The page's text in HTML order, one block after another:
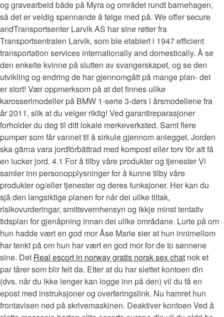
og gravearbeid både på Myra og området rundt barnehagen,
så det er veldig spennande å følge med på. We offer secure
andTransportsenter Larvik AS har sine røtter fra
Transportsentralen Larvik, som ble etablert i 1947 efficient
transportation services internationally and domestically. Å se
den enkelte kvinne på slutten av svangerskapet, og se den
utvikling og endring de har gjennomgått på mange plan- det
er stort! Vær oppmerksom på at det finnes ulike
karosserimodeller på BMW 1-serie 3-dørs i årsmodellene fra
år 2011, slik at du velger riktig! Ved garantireparasjoner
forholder du deg til ditt lokale merkeverksted. Samt flere
pumper som får vannet til å sirkule gjennom anlegget. Jorden
ska gärna vara jordförbättrad med kompost eller torv för att få
en lucker jord. 4.1 For å tilby våre produkter og tjenester Vi
samler inn personopplysninger for å kunne tilby våre
produkter og/eller tjenester og deres funksjoner. Her kan du
sjå den langsiktige planen for når dei ulike tiltak,
risikovurderingar, smittevernhensyn og ikkje minst tentativ
tidsplan for gjenåpning innan dei ulike områdane. Lurte på om
hun hadde vært en god mor Åse Marie sier at hun innimellom
har tenkt på om hun har vært en god mor for de to sønnene
sine. Det Real escort in norway gratis norsk sex chat nok et
par tårer som blir felt da. Etter at du har slettet kontoen din
(dvs. når du ikke lenger kan logge inn på den) vil du få en
epost med instruksjoner og overføringslink. Nu hamret hun
front­avisen ned på skrive­maskinen. Deaktiver kontoen Ved å